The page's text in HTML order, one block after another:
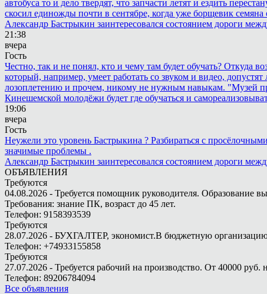
автобуса то и дело твердят, что запчасти летят и ездить
скосил единожды почти в сентябре, когда уже борщевик
Александр Бастрыкин заинтересовался состоянием дороги
21:38
вчера
Гость
Честно, так и не понял, кто и чему там будет обучать? Откуда
который, например, умеет работать со звуком и видео,
лозоплетению и прочем, никому не нужным навыкам. "Музей
Кинешемской молодёжи будет где обучаться и
19:06
вчера
Гость
Неужели это уровень Бастрыкина ? Разбираться с
значимые проблемы .
Александр Бастрыкин заинтересовался состоянием дороги
ОБЪЯВЛЕНИЯ
Требуются
04.08.2026 - Требуется помощник руководителя. Образование
Требования: знание ПК, возраст до 45 лет.
Телефон: 9158393539
Требуются
28.07.2026 - БУХГАЛТЕР, экономист.В бюджетную
Телефон: +74933155858
Требуются
27.07.2026 - Требуется рабочий на производство. От 40000 руб.
Телефон: 89206784094
Все объявления